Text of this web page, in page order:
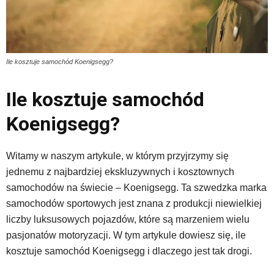
Ile kosztuje samochód Koenigsegg?
Ile kosztuje samochód
Koenigsegg?
Witamy w naszym artykule, w którym przyjrzymy się
jednemu z najbardziej ekskluzywnych i kosztownych
samochodów na świecie – Koenigsegg. Ta szwedzka marka
samochodów sportowych jest znana z produkcji niewielkiej
liczby luksusowych pojazdów, które są marzeniem wielu
pasjonatów motoryzacji. W tym artykule dowiesz się, ile
kosztuje samochód Koenigsegg i dlaczego jest tak drogi.